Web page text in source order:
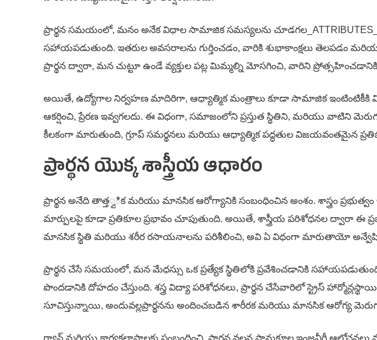
ప్రార్థన సమయంలో, మనం అనేక విధాల సామాజిక సమస్యలను
సహాయపడుతుంది. ఇతరుల అవసరాలను గుర్తించడం, వారికి శుభాకాంక్షలు తెలపడం
ప్రార్థన ద్వారా, మన చుట్టూ ఉండే వ్యక్తుల పట్ల మిమ్మల్ని మోసగించి, వారిని ప్రోత్సహించడానికి
అయితే, ఉద్యోగాల నిర్వహణ మాదిరిగా, ఆధ్యాత్మిక మంత్రాలు కూడా సామాజిక ఇంటింటికీకి
ఆకర్షించి, ప్రేరణ ఇవ్వగలదు. ఈ విధంగా, సమాజంలోని ప్రస్తుత స్థితిని, మరియు వాటిని
కీలకంగా మారుతుంది, గ్రూప్ సమర్థనలు మరియు ఆధ్యాత్మిక పద్ధతుల విజయవంతమైన
ప్రార్థన యొక్క శాస్త్రీయ ఆధారం
ప్రార్థన అనేది తాత్త್ವిక మరియు మానసిక ఆరోగ్యానికి సంబంధించిన అంశం. శాస్త్రం
మార్పులపై కూడా ప్రతికూల ప్రభావం చూపుతుంది. అయితే, శాస్త్రీయ పరిశోధనల ద్వారా ఈ
మానసిక స్థితి మరియు శరీర రసాయనాలను పరిశీలించి, అవి ఏ విధంగా మారుతాయో
ప్రార్థన చేసే సమయంలో, మన మేధస్సు ఒక ప్రత్యేక స్థితిలోకి ప్రవేశించడానికి
పొందడానికి దోహదం చేస్తుంది. శస్త్ర విద్యా పరిశోధనలు, ప్రార్థన చేసేవారిలో స్ట్రెస్
సూచిస్తున్నాయి, అందువల్లప్రార్థనను అందించబడిన శారీరక మరియు మానసిక ఆరోగ్య